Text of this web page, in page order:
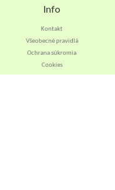
Info
Kontakt
Všeobecné pravidlá
Ochrana súkromia
Cookies